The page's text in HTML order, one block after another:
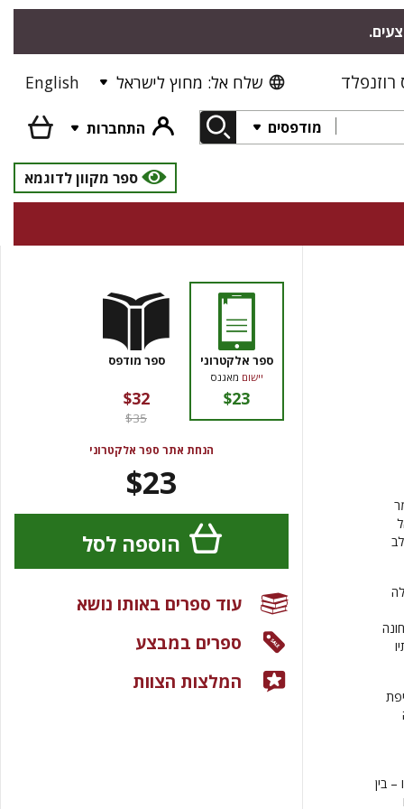
שלח אל: מחוץ לישראל English
מודפסים
התחברות
ספר מקוון לדוגמא
בין
ספר אלקטרוני
יישום מאגנס
$23
ספר מודפס
$32
$35
הנחת אתר ספר אלקטרוני
$23
הוספה לסל
עוד ספרים באותו נושא
ספרים במבצע
המלצות הצוות